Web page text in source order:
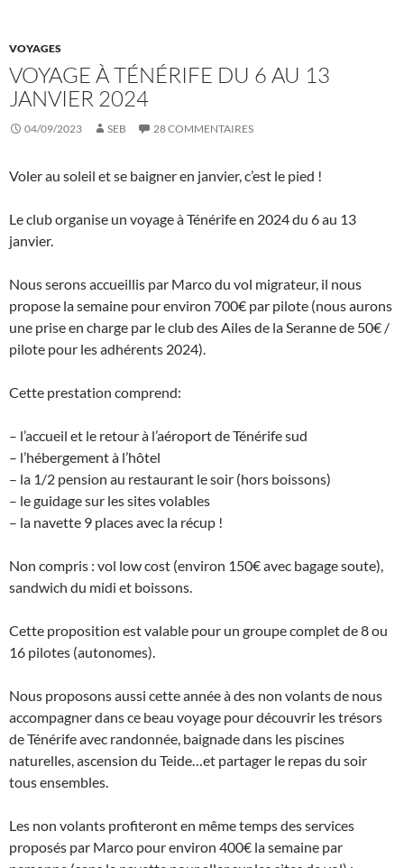
VOYAGES
VOYAGE À TÉNÉRIFE DU 6 AU 13
JANVIER 2024
04/09/2023 SEB 28 COMMENTAIRES
Voler au soleil et se baigner en janvier, c’est le pied !
Le club organise un voyage à Ténérife en 2024 du 6 au 13
janvier.
Nous serons accueillis par Marco du vol migrateur, il nous
propose la semaine pour environ 700€ par pilote (nous aurons
une prise en charge par le club des Ailes de la Seranne de 50€ /
pilote pour les adhérents 2024).
Cette prestation comprend:
– l’accueil et le retour à l’aéroport de Ténérife sud
– l’hébergement à l’hôtel
– la 1/2 pension au restaurant le soir (hors boissons)
– le guidage sur les sites volables
– la navette 9 places avec la récup !
Non compris : vol low cost (environ 150€ avec bagage soute),
sandwich du midi et boissons.
Cette proposition est valable pour un groupe complet de 8 ou
16 pilotes (autonomes).
Nous proposons aussi cette année à des non volants de nous
accompagner dans ce beau voyage pour découvrir les trésors
de Ténérife avec randonnée, baignade dans les piscines
naturelles, ascension du Teide…et partager le repas du soir
tous ensembles.
Les non volants profiteront en même temps des services
proposés par Marco pour environ 400€ la semaine par